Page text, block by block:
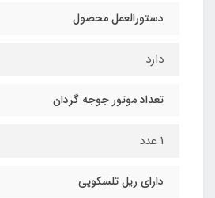
دستورالعمل محصول
دارد
تعداد موتور جوجه گردان
1 عدد
دارای ریل تلسکوپی